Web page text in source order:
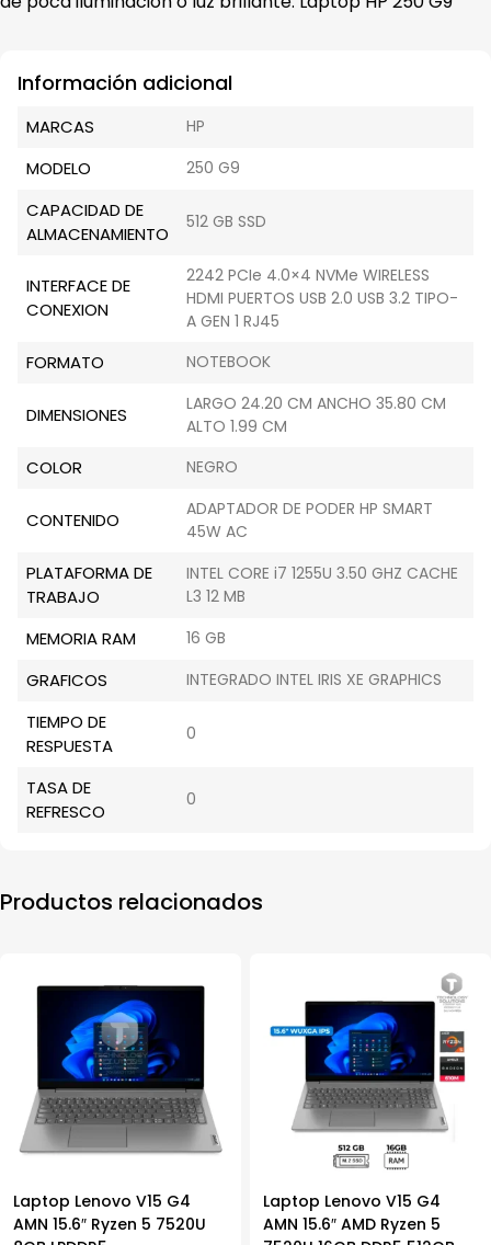
Información adicional
MARCAS HP
MODELO 250 G9
CAPACIDAD DE
ALMACENAMIENTO
512 GB SSD
INTERFACE DE
CONEXION
2242 PCIe 4.0×4 NVMe WIRELESS
HDMI PUERTOS USB 2.0 USB 3.2 TIPO-
A GEN 1 RJ45
FORMATO NOTEBOOK
DIMENSIONES
LARGO 24.20 CM ANCHO 35.80 CM
ALTO 1.99 CM
COLOR NEGRO
CONTENIDO
ADAPTADOR DE PODER HP SMART
45W AC
PLATAFORMA DE
TRABAJO
INTEL CORE i7 1255U 3.50 GHZ CACHE
L3 12 MB
MEMORIA RAM 16 GB
GRAFICOS INTEGRADO INTEL IRIS XE GRAPHICS
TIEMPO DE
RESPUESTA
0
TASA DE
REFRESCO
0
Productos relacionados
Laptop Lenovo V15 G4
AMN 15.6″ Ryzen 5 7520U
Laptop Lenovo V15 G4
AMN 15.6″ AMD Ryzen 5